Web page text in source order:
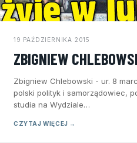
19 PAŹDZIERNIKA 2015
ZBIGNIEW
Zbigniew Chlebowski - ur. 8
polski polityk i samorządowiec,
studia na Wydziale…
CZYTAJ WIĘCEJ →